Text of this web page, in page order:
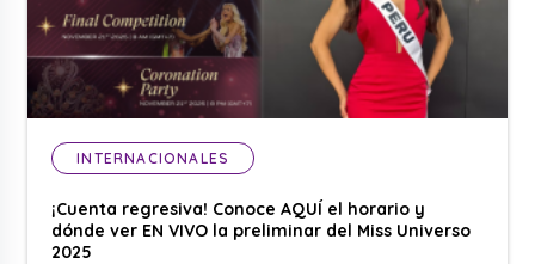
INTERNACIONALES
¡Cuenta regresiva! Conoce AQUÍ el horario y
dónde ver EN VIVO la preliminar del Miss Universo
2025